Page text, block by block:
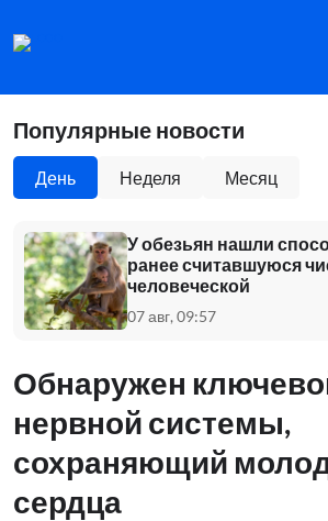
Популярные новости
День Неделя Месяц
У обезьян нашли
ранее считавшуюся
человеческой
07 авг, 09:57
Обнаружен
нервной системы,
сохраняющий
сердца